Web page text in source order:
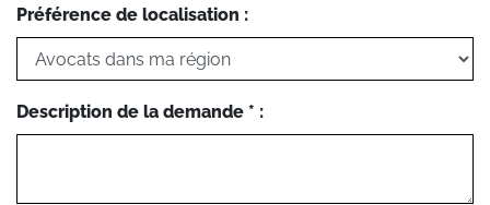
Préférence de localisation :
Description de la demande * :